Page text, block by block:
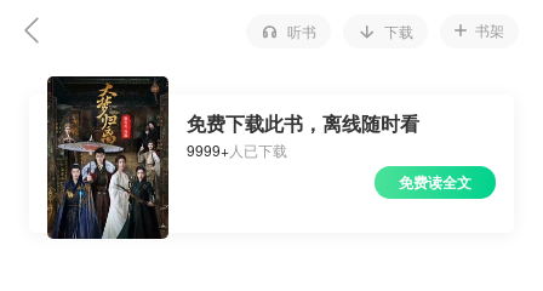
听书 下载 书架
免费下载此书，离线随时看
9999+人已下载
免费读全文